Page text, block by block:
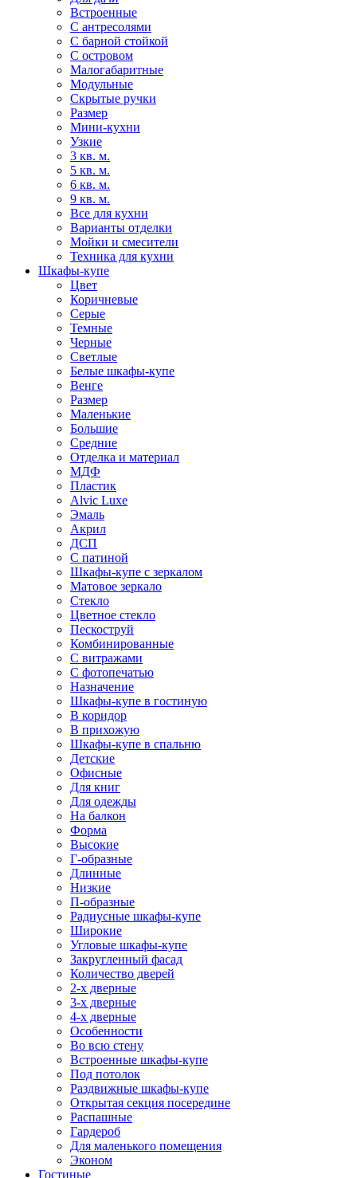
Встроенные
С антресолями
С барной стойкой
С островом
Малогабаритные
Модульные
Скрытые ручки
Размер
Мини-кухни
Узкие
3 кв. м.
5 кв. м.
6 кв. м.
9 кв. м.
Все для кухни
Варианты отделки
Мойки и смесители
Техника для кухни
Шкафы-купе
Цвет
Коричневые
Серые
Темные
Черные
Светлые
Белые шкафы-купе
Венге
Размер
Маленькие
Большие
Средние
Отделка и материал
МДФ
Пластик
Alvic Luxe
Эмаль
Акрил
ДСП
С патиной
Шкафы-купе с зеркалом
Матовое зеркало
Стекло
Цветное стекло
Пескоструй
Комбинированные
С витражами
С фотопечатью
Назначение
Шкафы-купе в гостиную
В коридор
В прихожую
Шкафы-купе в спальню
Детские
Офисные
Для книг
Для одежды
На балкон
Форма
Высокие
Г-образные
Длинные
Низкие
П-образные
Радиусные шкафы-купе
Широкие
Угловые шкафы-купе
Закругленный фасад
Количество дверей
2-х дверные
3-х дверные
4-х дверные
Особенности
Во всю стену
Встроенные шкафы-купе
Под потолок
Раздвижные шкафы-купе
Открытая секция посередине
Распашные
Гардероб
Для маленького помещения
Эконом
Гостиные